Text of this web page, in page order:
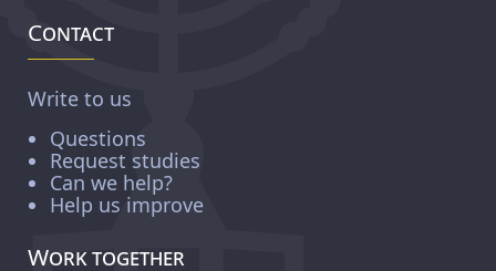
Contact
Write to us
Questions
Request studies
Can we help?
Help us improve
Work together